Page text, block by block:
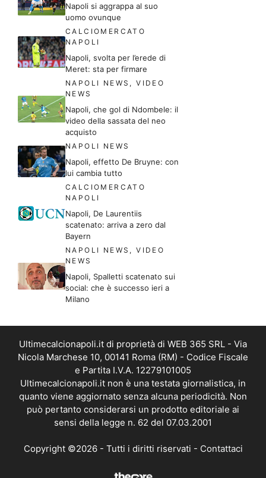
Napoli si aggrappa al suo
uomo ovunque
CALCIOMERCATO
NAPOLI
Napoli, svolta per l’erede di
Meret: sta per firmare
NAPOLI NEWS ,VIDEO
NEWS
Napoli, che gol di Ndombele: il
video della sassata del neo
acquisto
NAPOLI NEWS
Napoli, effetto De Bruyne: con
lui cambia tutto
CALCIOMERCATO
NAPOLI
Napoli, De Laurentiis
scatenato: arriva a zero dal
Bayern
NAPOLI NEWS ,VIDEO
NEWS
Napoli, Spalletti scatenato sui
social: che è successo ieri a
Milano
Ultimecalcionapoli.it di proprietà di WEB 365 SRL - Via
Nicola Marchese 10, 00141 Roma (RM) - Codice Fiscale
e Partita I.V.A. 12279101005
Ultimecalcionapoli.it non è una testata giornalistica, in
quanto viene aggiornato senza alcuna periodicità. Non
può pertanto considerarsi un prodotto editoriale ai
sensi della legge n. 62 del 07.03.2001
Copyright ©2026 - Tutti i diritti riservati - Contattaci